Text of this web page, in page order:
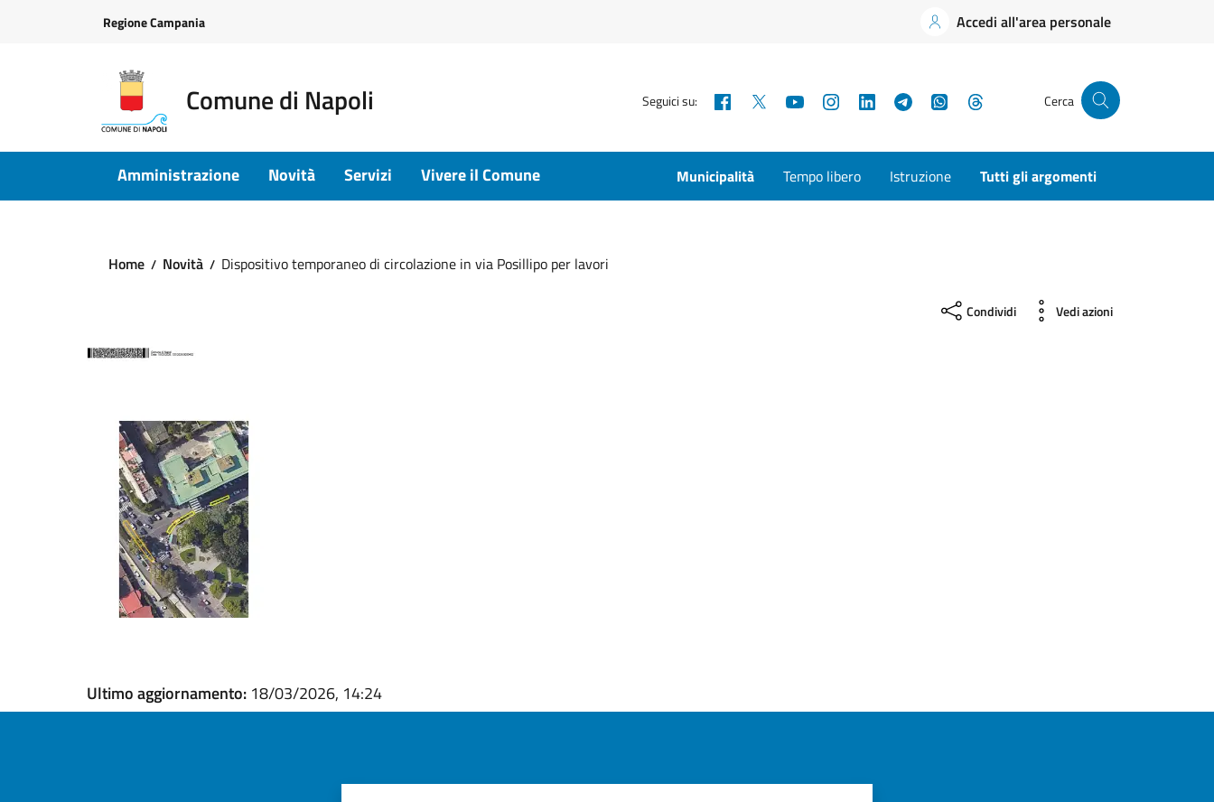
Regione Campania Accedi all'area personale
Comune di Napoli Seguici su: Facebook YouTubeInstagramLinkedInTelegramWhatsApp Cerca
Amministrazione Novità Servizi Vivere il Comune Municipalità Tempo libero Istruzione Tutti gli argomenti
Home Novità Dispositivo temporaneo di circolazione in via Posillipo per lavori
Condividi Vedi azioni
Ultimo aggiornamento: 18/03/2026, 14:24